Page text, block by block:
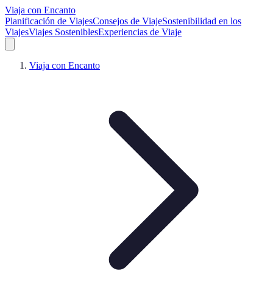
Viaja con Encanto
Planificación de ViajesConsejos de ViajeSostenibilidad en los
ViajesViajes SosteniblesExperiencias de Viaje
Viaja con Encanto